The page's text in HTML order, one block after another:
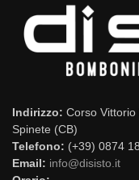
Indirizzo: Corso Vittorio
Spinete (CB)
Telefono: (+39) 0874
Email: info@disisto.it